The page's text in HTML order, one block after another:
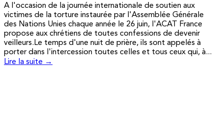
A l'occasion de la journée internationale de soutien aux
victimes de la torture instaurée par l'Assemblée Générale
des Nations Unies chaque année le 26 juin, l'ACAT France
propose aux chrétiens de toutes confessions de devenir
veilleurs.Le temps d'une nuit de prière, ils sont appelés à
porter dans l'intercession toutes celles et tous ceux qui, à...
Lire la suite →